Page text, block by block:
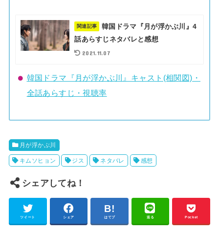
関連記事
韓国ドラマ『月が浮かぶ川』4
話あらすじネタバレと感想
2021.11.07
韓国ドラマ『月が浮かぶ川』キャスト(相関図)・
全話あらすじ・視聴率
月が浮かぶ川
キムソヒョン ジス ネタバレ 感想
シェアしてね！
ツイート シェア はてブ 送る Pocket